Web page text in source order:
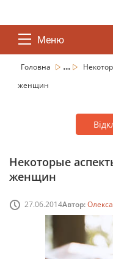
Меню
Головна ...
женщин
Некоторые
женщин
27.06.2014Автор: